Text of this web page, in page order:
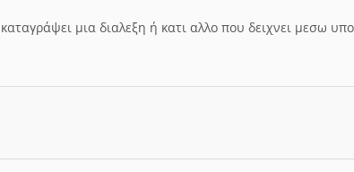
μια διαλεξη ή κατι αλλο που δειχνει μεσω